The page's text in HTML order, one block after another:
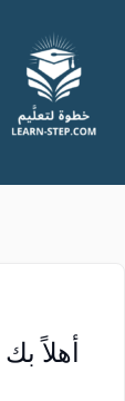
المحتوى
أهلاً